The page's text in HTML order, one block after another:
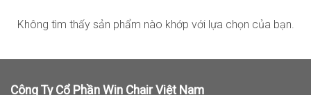
Không tìm thấy sản phẩm nào khớp với lựa chọn của bạn.
Công Ty Cổ Phần Win Chair Việt Nam